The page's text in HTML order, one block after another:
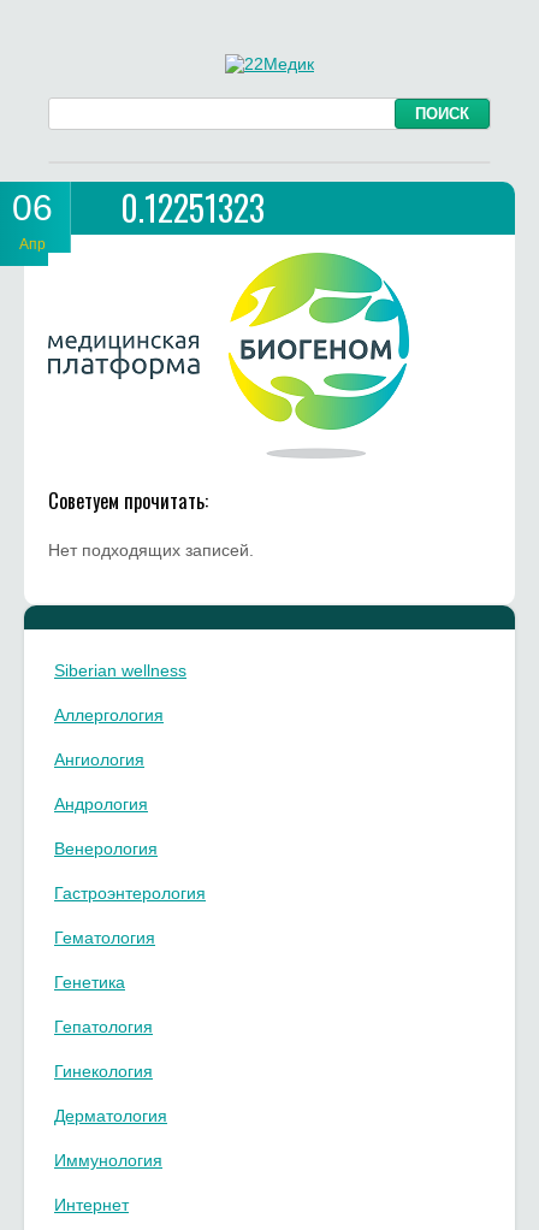
06
Апр
0.12251323
Советуем прочитать:
Нет подходящих записей.
Siberian wellness
Аллергология
Ангиология
Андрология
Венерология
Гастроэнтерология
Гематология
Генетика
Гепатология
Гинекология
Дерматология
Иммунология
Интернет